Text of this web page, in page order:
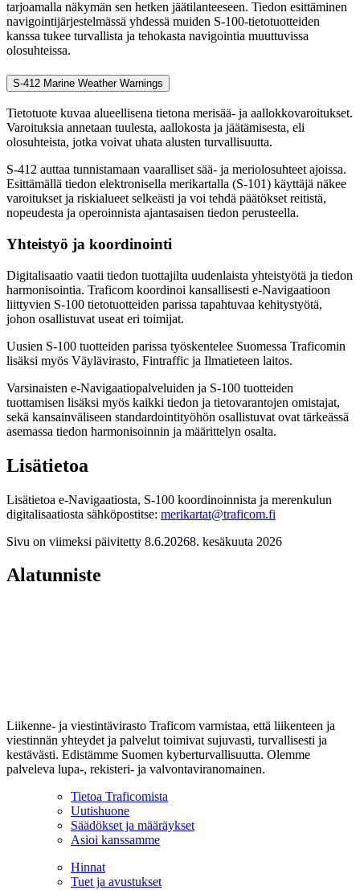
tarjoamalla näkymän sen hetken jäätilanteeseen. Tiedon esittäminen
navigointijärjestelmässä yhdessä muiden S-100-tietotuotteiden
kanssa tukee turvallista ja tehokasta navigointia muuttuvissa
olosuhteissa.
S-412 Marine Weather Warnings
Tietotuote kuvaa alueellisena tietona merisää- ja aallokkovaroitukset.
Varoituksia annetaan tuulesta, aallokosta ja jäätämisesta, eli
olosuhteista, jotka voivat uhata alusten turvallisuutta.
S-412 auttaa tunnistamaan vaaralliset sää- ja meriolosuhteet ajoissa.
Esittämällä tiedon elektronisella merikartalla (S-101) käyttäjä näkee
varoitukset ja riskialueet selkeästi ja voi tehdä päätökset reitistä,
nopeudesta ja operoinnista ajantasaisen tiedon perusteella.
Yhteistyö ja koordinointi
Digitalisaatio vaatii tiedon tuottajilta uudenlaista yhteistyötä ja tiedon
harmonisointia. Traficom koordinoi kansallisesti e-Navigaatioon
liittyvien S-100 tietotuotteiden parissa tapahtuvaa kehitystyötä,
johon osallistuvat useat eri toimijat.
Uusien S-100 tuotteiden parissa työskentelee Suomessa Traficomin
lisäksi myös Väylävirasto, Fintraffic ja Ilmatieteen laitos.
Varsinaisten e-Navigaatiopalveluiden ja S-100 tuotteiden
tuottamisen lisäksi myös kaikki tiedon ja tietovarantojen omistajat,
sekä kansainväliseen standardointityöhön osallistuvat ovat tärkeässä
asemassa tiedon harmonisoinnin ja määrittelyn osalta.
Lisätietoa
Lisätietoa e-Navigaatiosta, S-100 koordinoinnista ja merenkulun
digitalisaatiosta sähköpostitse: merikartat@traficom.fi
Sivu on viimeksi päivitetty 8.6.20268. kesäkuuta 2026
Alatunniste
Liikenne- ja viestintävirasto Traficom varmistaa, että liikenteen ja
viestinnän yhteydet ja palvelut toimivat sujuvasti, turvallisesti ja
kestävästi. Edistämme Suomen kyberturvallisuutta. Olemme
palveleva lupa-, rekisteri- ja valvontaviranomainen.
Tietoa Traficomista
Uutishuone
Säädökset ja määräykset
Asioi kanssamme
Hinnat
Tuet ja avustukset